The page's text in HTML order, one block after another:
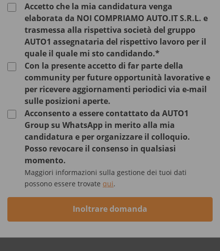
Accetto che la mia candidatura venga
elaborata da NOI COMPRIAMO AUTO.IT S.R.L. e
trasmessa alla rispettiva società del gruppo
AUTO1 assegnataria del rispettivo lavoro per il
quale il quale mi sto candidando.*
Con la presente accetto di far parte della
community per future opportunità lavorative e
per ricevere aggiornamenti periodici via e-mail
sulle posizioni aperte.
Acconsento a essere contattato da AUTO1
Group su WhatsApp in merito alla mia
candidatura e per organizzare il colloquio.
Posso revocare il consenso in qualsiasi
momento.
Maggiori informazioni sulla gestione dei tuoi dati
possono essere trovate qui.
Inoltrare domanda